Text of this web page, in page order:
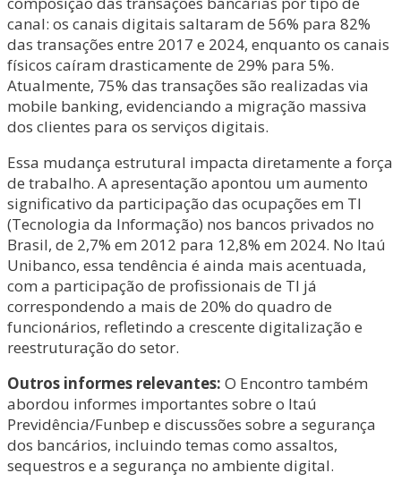
canal: os canais digitais saltaram de 56% para 82%
das transações entre 2017 e 2024, enquanto os canais
físicos caíram drasticamente de 29% para 5%.
Atualmente, 75% das transações são realizadas via
mobile banking, evidenciando a migração massiva
dos clientes para os serviços digitais.
Essa mudança estrutural impacta diretamente a força
de trabalho. A apresentação apontou um aumento
significativo da participação das ocupações em TI
(Tecnologia da Informação) nos bancos privados no
Brasil, de 2,7% em 2012 para 12,8% em 2024. No Itaú
Unibanco, essa tendência é ainda mais acentuada,
com a participação de profissionais de TI já
correspondendo a mais de 20% do quadro de
funcionários, refletindo a crescente digitalização e
reestruturação do setor.
Outros informes relevantes: O Encontro também
abordou informes importantes sobre o Itaú
Previdência/Funbep e discussões sobre a segurança
dos bancários, incluindo temas como assaltos,
sequestros e a segurança no ambiente digital.